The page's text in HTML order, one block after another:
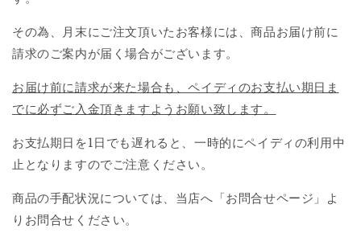
その為、月末にご注文頂いたお客様には、商品お届け前に
請求のご案内が届く場合がございます。
お届け前に請求が来た場合も、ペイディのお支払い期日ま
でに必ずご入金頂きますようお願い致します。
お支払期日を1日でも遅れると、一時的にペイディの利用中
止となりますのでご注意ください。
商品の手配状況については、当店へ「お問合せページ」よ
りお問合せください。